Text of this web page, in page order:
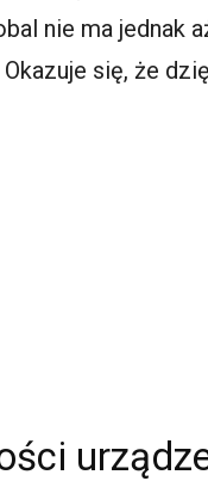
nie ma jednak
się, że